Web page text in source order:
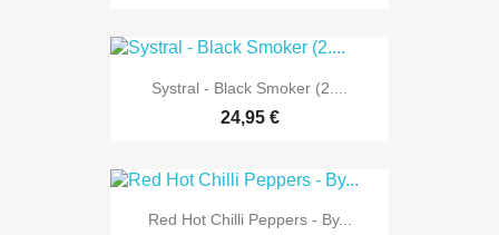
Systral - Black Smoker (2....
24,95 €
Red Hot Chilli Peppers - By...